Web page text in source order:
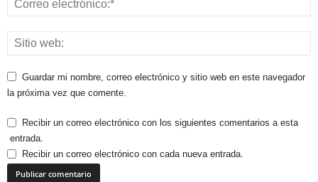
Guardar mi nombre, correo electrónico y sitio web en este navegador
la próxima vez que comente.
Recibir un correo electrónico con los siguientes comentarios a esta
entrada.
Recibir un correo electrónico con cada nueva entrada.